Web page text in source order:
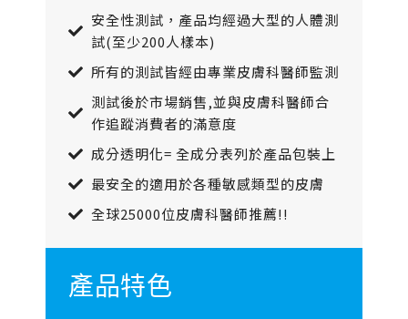
產品特色
安全性測試，產品均經過大型的人體測
試(至少200人樣本)
所有的測試皆經由專業皮膚科醫師監測
測試後於市場銷售,並與皮膚科醫師合
作追蹤消費者的滿意度
成分透明化= 全成分表列於產品包裝上
最安全的適用於各種敏感類型的皮膚
全球25000位皮膚科醫師推薦!!